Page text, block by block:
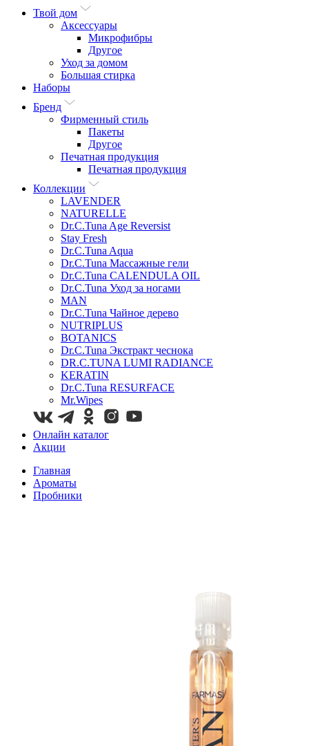
Твой дом
Аксессуары
Микрофибры
Другое
Уход за домом
Большая стирка
Наборы
Бренд
Фирменный стиль
Пакеты
Другое
Печатная продукция
Печатная продукция
Коллекции
LAVENDER
NATURELLE
Dr.C.Tuna Age Reversist
Stay Fresh
Dr.C.Tuna Aqua
Dr.C.Tuna Массажные гели
Dr.C.Tuna CALENDULA OIL
Dr.C.Tuna Уход за ногами
MAN
Dr.C.Tuna Чайное дерево
NUTRIPLUS
BOTANICS
Dr.C.Tuna Экстракт чеснока
DR.C.TUNA LUMI RADIANCE
KERATIN
Dr.C.Tuna RESURFACE
Mr.Wipes
Онлайн каталог
Акции
Главная
Ароматы
Пробники